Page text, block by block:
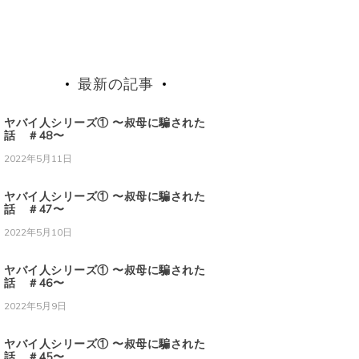
最新の記事
ヤバイ人シリーズ① 〜叔母に騙された
話 ＃48〜
2022年5月11日
ヤバイ人シリーズ① 〜叔母に騙された
話 ＃47〜
2022年5月10日
ヤバイ人シリーズ① 〜叔母に騙された
話 ＃46〜
2022年5月9日
ヤバイ人シリーズ① 〜叔母に騙された